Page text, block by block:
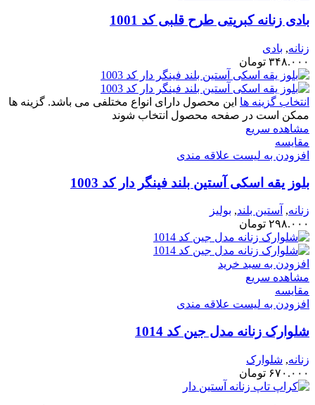
بادی زنانه کبریتی طرح قلبی کد 1001
زنانه, بادی
۳۴۸.۰۰۰ تومان
انتخاب گزینه ها این محصول دارای انواع مختلفی می باشد. گزینه ها
ممکن است در صفحه محصول انتخاب شوند
مشاهده سریع
مقایسه
افزودن به لیست علاقه مندی
بلوز یقه اسکی آستین بلند فینگر دار کد 1003
زنانه, آستین بلند, بولیز
۲۹۸.۰۰۰ تومان
افزودن به سبد خرید
مشاهده سریع
مقایسه
افزودن به لیست علاقه مندی
شلوارک زنانه مدل جین کد 1014
زنانه, شلوارک
۶۷۰.۰۰۰ تومان